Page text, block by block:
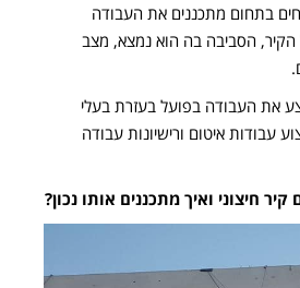
בתחום מתכננים את העבודה
הסביבה בה הוא נמצא, מצב
את העבודה בפועל בעזרת בעלי
עבודות איטום ורישיונות עבודה
חיצוני ואיך מתכננים אותו נכון?